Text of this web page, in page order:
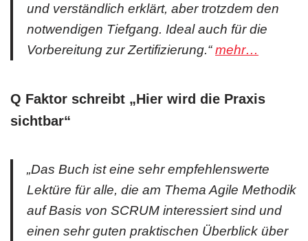
und verständlich erklärt, aber trotzdem den
notwendigen Tiefgang. Ideal auch für die
Vorbereitung zur Zertifizierung.“mehr…
Q Faktor schreibt „Hier wird die Praxis
sichtbar“
„Das Buch ist eine sehr empfehlenswerte
Lektüre für alle, die am Thema Agile Methodik
auf Basis von SCRUM interessiert sind und
einen sehr guten praktischen Überblick über